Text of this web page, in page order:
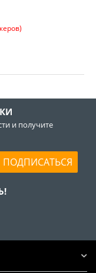
и получите
ПОДПИСАТЬСЯ